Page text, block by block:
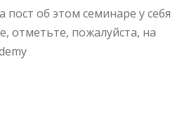
пост об этом семинаре у себя
отметьте, пожалуйста, на